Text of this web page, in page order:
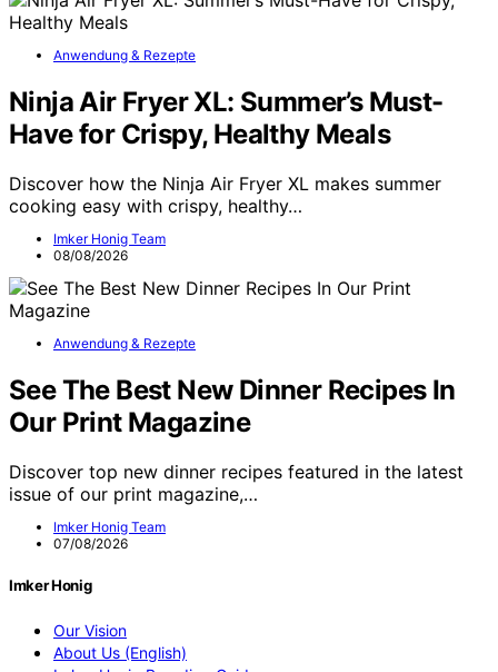
Anwendung & Rezepte
Ninja Air Fryer XL: Summer’s Must-
Have for Crispy, Healthy Meals
Discover how the Ninja Air Fryer XL makes summer
cooking easy with crispy, healthy…
Imker Honig Team
08/08/2026
Anwendung & Rezepte
See The Best New Dinner Recipes In
Our Print Magazine
Discover top new dinner recipes featured in the latest
issue of our print magazine,…
Imker Honig Team
07/08/2026
Imker Honig
Our Vision
About Us (English)